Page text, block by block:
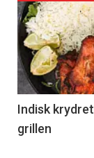
Indisk
grillen